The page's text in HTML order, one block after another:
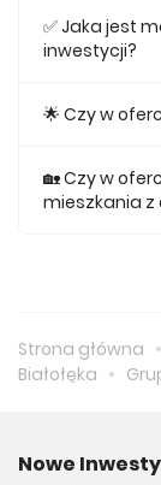
GARDEN
ma metraż
✅ Jaka jest
inwestycji?
posiada 4.
🌟 Czy w
mieszkań z
🏡 Czy w
mieszkania z
Strona główna
Białołęka
Nowe